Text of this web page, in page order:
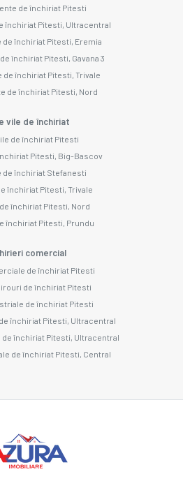
de închiriat Pitesti
închiriat Pitesti, Ultracentral
de închiriat Pitesti, Eremia
închiriat Pitesti, Gavana 3
de închiriat Pitesti, Trivale
de închiriat Pitesti, Nord
vile de închiriat
de închiriat Pitesti
Pitesti, Big-Bascov
de închiriat Stefanesti
închiriat Pitesti, Trivale
închiriat Pitesti, Nord
închiriat Pitesti, Prundu
comercial
de închiriat Pitesti
de închiriat Pitesti
de închiriat Pitesti
închiriat Pitesti, Ultracentral
închiriat Pitesti, Ultracentral
de închiriat Pitesti, Central